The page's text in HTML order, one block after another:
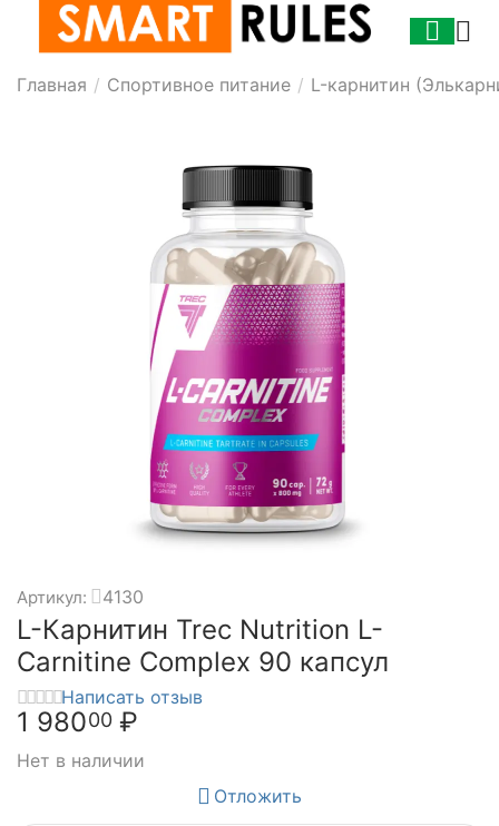
Главная / Спортивное питание / L-карнитин
Артикул: 4130
L-Карнитин Trec Nutrition L-
Carnitine Complex 90 капсул
Написать отзыв
1 98000 ₽
Нет в наличии
Отложить